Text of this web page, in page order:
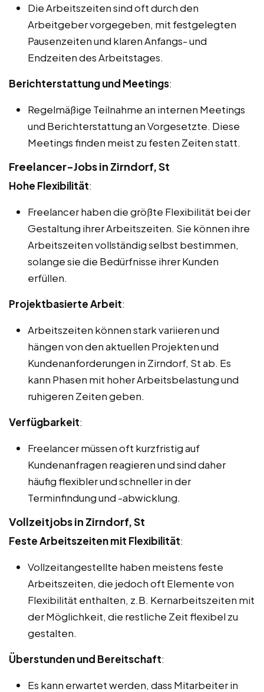
Die Arbeitszeiten sind oft durch den
Arbeitgeber vorgegeben, mit festgelegten
Pausenzeiten und klaren Anfangs- und
Endzeiten des Arbeitstages.
Berichterstattung und Meetings:
Regelmäßige Teilnahme an internen Meetings
und Berichterstattung an Vorgesetzte. Diese
Meetings finden meist zu festen Zeiten statt.
Freelancer-Jobs in Zirndorf, St
Hohe Flexibilität:
Freelancer haben die größte Flexibilität bei der
Gestaltung ihrer Arbeitszeiten. Sie können ihre
Arbeitszeiten vollständig selbst bestimmen,
solange sie die Bedürfnisse ihrer Kunden
erfüllen.
Projektbasierte Arbeit:
Arbeitszeiten können stark variieren und
hängen von den aktuellen Projekten und
Kundenanforderungen in Zirndorf, St ab. Es
kann Phasen mit hoher Arbeitsbelastung und
ruhigeren Zeiten geben.
Verfügbarkeit:
Freelancer müssen oft kurzfristig auf
Kundenanfragen reagieren und sind daher
häufig flexibler und schneller in der
Terminfindung und -abwicklung.
Vollzeitjobs in Zirndorf, St
Feste Arbeitszeiten mit Flexibilität:
Vollzeitangestellte haben meistens feste
Arbeitszeiten, die jedoch oft Elemente von
Flexibilität enthalten, z.B. Kernarbeitszeiten mit
der Möglichkeit, die restliche Zeit flexibel zu
gestalten.
Überstunden und Bereitschaft:
Es kann erwartet werden, dass Mitarbeiter in